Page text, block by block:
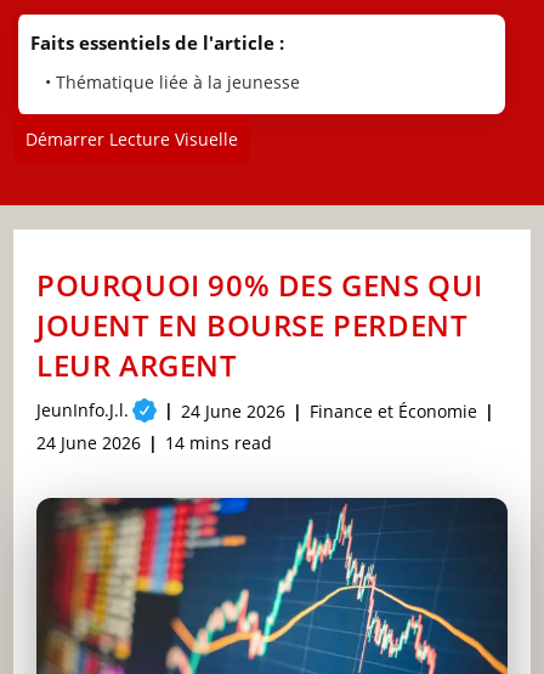
Faits essentiels de l'article :
• Thématique liée à la jeunesse
Démarrer Lecture Visuelle
POURQUOI 90% DES GENS QUI
JOUENT EN BOURSE PERDENT
LEUR ARGENT
Post
author:
JeunInfo.J.l.
Post
published:
24 June 2026
Post
Finance et Économie
Post
modified:
24 June 2026
Reading
14 mins read